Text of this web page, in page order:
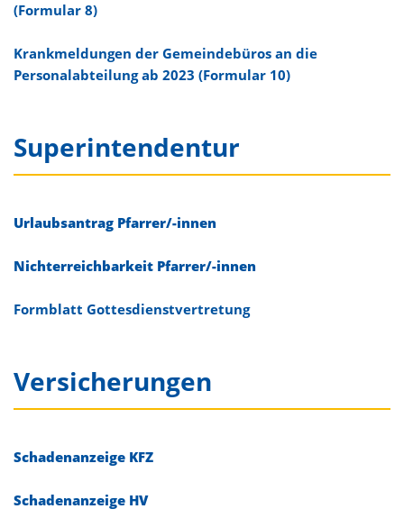
(Formular 8)
Krankmeldungen der Gemeindebüros an die
Personalabteilung ab 2023 (Formular 10)
Superintendentur
Urlaubsantrag Pfarrer/-innen
Nichterreichbarkeit Pfarrer/-innen
Formblatt Gottesdienstvertretung
Versicherungen
Schadenanzeige KFZ
Schadenanzeige HV